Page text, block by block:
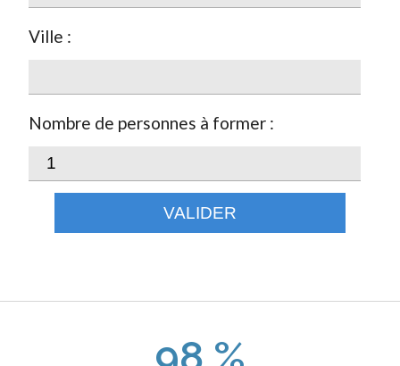
Ville :
Nombre de personnes à former :
VALIDER